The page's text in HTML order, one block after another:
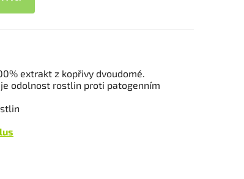
extrakt z kopřivy dvoudomé.
odolnost rostlin proti patogenním